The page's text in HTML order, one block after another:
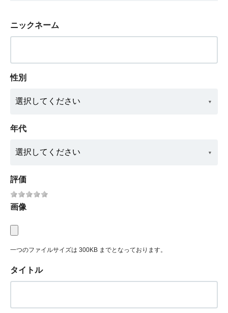
ニックネーム
性別
年代
評価
画像
一つのファイルサイズは 300KB までとなっております。
タイトル